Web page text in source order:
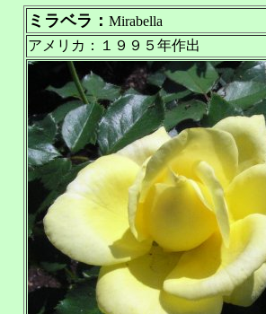
ミラベラ： Mirabella
アメリカ：１９９５年作出